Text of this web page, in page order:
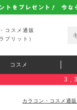
コスメ通販
ブリット）
コスメ
カラコン・コスメ通